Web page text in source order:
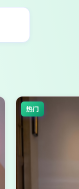
热门